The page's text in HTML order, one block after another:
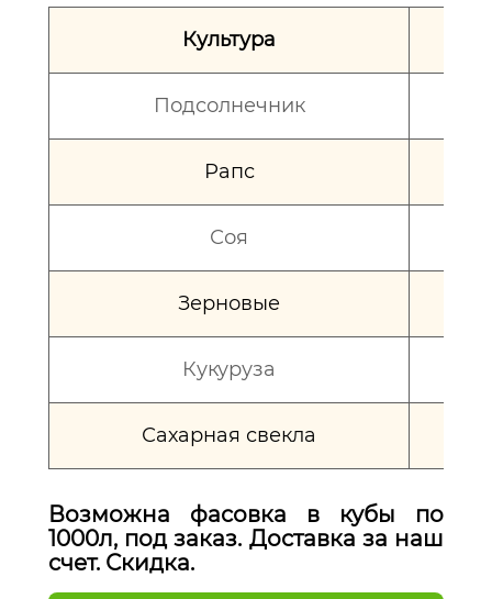
Культура
Подсолнечник
Рапс
Соя
Зерновые
Кукуруза
Сахарная свекла
Возможна фасовка в кубы по
1000л, под заказ. Доставка за наш
счет. Скидка.